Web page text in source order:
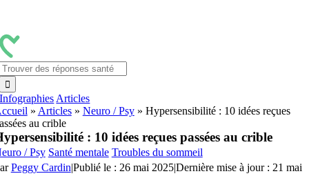
contenu
Infographies Articles
» Articles» Neuro / Psy» Hypersensibilité : 10 idées reçues
au crible
: 10 idées reçues passées au crible
/ Psy Santé mentale Troubles du sommeil
Peggy Cardin|Publié le : 26 mai 2025|Dernière mise à jour : 21 mai